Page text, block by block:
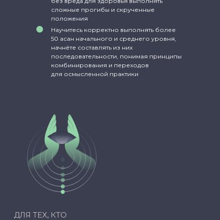
сложные прогибы и скрученные
положения
Научитесь корректно выполнять более
50 асан начального и среднего уровня,
начнёте составлять из них
последовательности, понимая принципы
комбинирования и переходов
для осмысленной практики
Подойдёт ли
курс именно
вам?